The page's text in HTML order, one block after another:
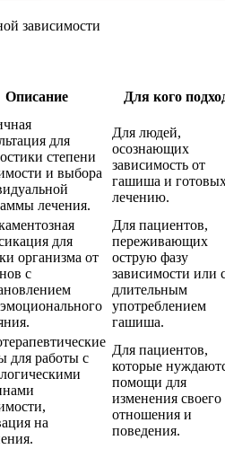
зависимости
Описание Для кого
для
степени
и выбора
лечения.
Для людей,
осознающих
зависимость от
гашиша и
лечению.
для
организма от
с
Для пациентов,
переживающих
острую фазу
зависимости или
длительным
употреблением
гашиша.
для работы с
на
Для пациентов,
которые
помощи для
изменения своего
отношения и
поведения.